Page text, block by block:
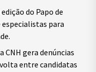
do Papo de
especialistas para
gera denúncias
entre candidatas